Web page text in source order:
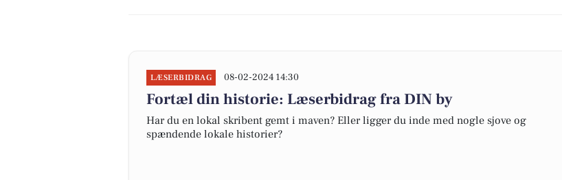
LÆSERBIDRAG 08-02-2024 14:30
Fortæl din historie: Læserbidrag fra DIN by
Har du en lokal skribent gemt i maven? Eller ligger du inde med nogle sjove og
spændende lokale historier?